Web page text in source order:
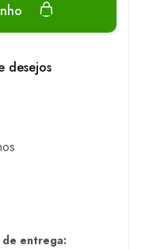
desejos
entrega: